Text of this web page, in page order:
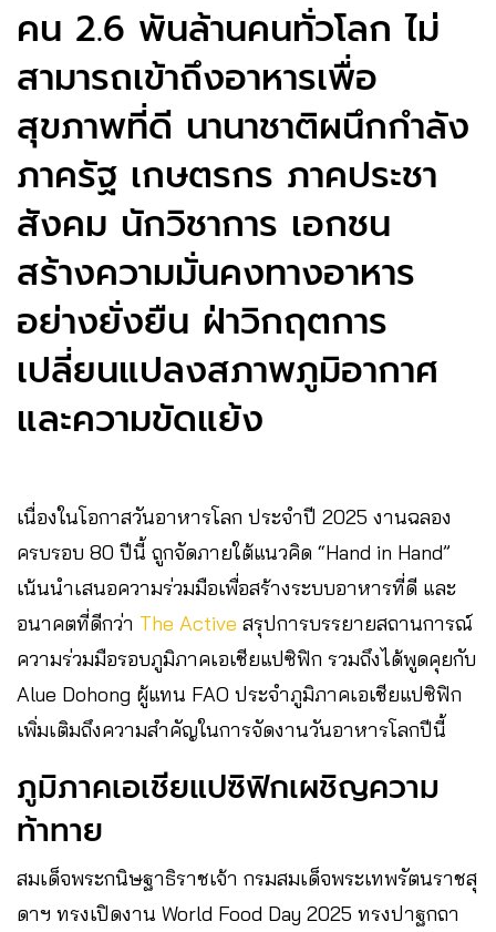
คน 2.6 พันล้านคนทั่วโลก ไม่
สามารถเข้าถึงอาหารเพื่อ
สุขภาพที่ดี นานาชาติผนึกกำลัง
ภาครัฐ เกษตรกร ภาคประชา
สังคม นักวิชาการ เอกชน
สร้างความมั่นคงทางอาหาร
อย่างยั่งยืน ฝ่าวิกฤตการ
เปลี่ยนแปลงสภาพภูมิอากาศ
และความขัดแย้ง
เนื่องในโอกาสวันอาหารโลก ประจำปี 2025 งานฉลอง
ครบรอบ 80 ปีนี้ ถูกจัดภายใต้แนวคิด “Hand in Hand”
เน้นนำเสนอความร่วมมือเพื่อสร้างระบบอาหารที่ดี และ
อนาคตที่ดีกว่า The Active สรุปการบรรยายสถานการณ์
ความร่วมมือรอบภูมิภาคเอเชียแปซิฟิก รวมถึงได้พูดคุยกับ
Alue Dohong ผู้แทน FAO ประจำภูมิภาคเอเชียแปซิฟิก
เพิ่มเติมถึงความสำคัญในการจัดงานวันอาหารโลกปีนี้
ภูมิภาคเอเชียแปซิฟิกเผชิญความ
ท้าทาย
สมเด็จพระกนิษฐาธิราชเจ้า กรมสมเด็จพระเทพรัตนราชสุ
ดาฯ ทรงเปิดงาน World Food Day 2025 ทรงปาฐกถา